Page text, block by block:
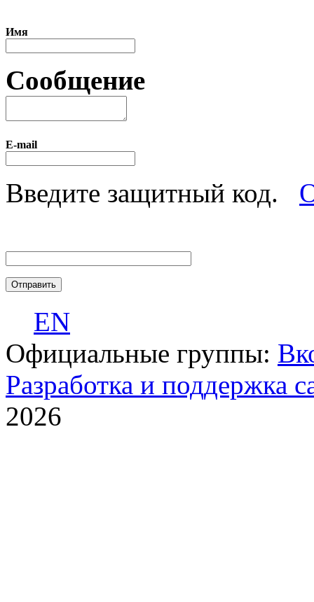
Имя
Сообщение
E-mail
Введите защитный код.
EN
Официальные группы:
Разработка и поддержка
2026